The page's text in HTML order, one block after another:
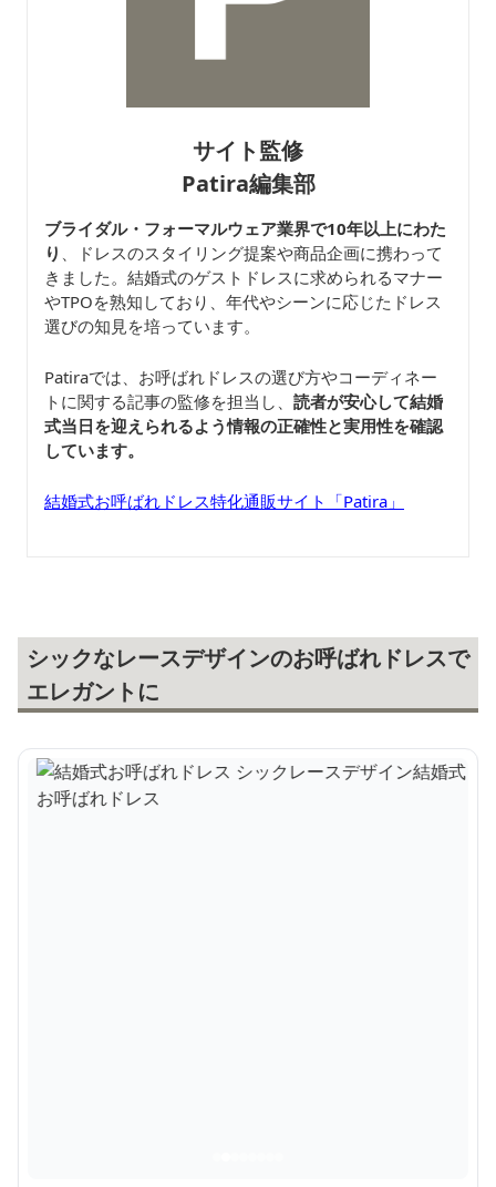
サイト監修
Patira編集部
ブライダル・フォーマルウェア業界で10年以上にわた
り
、ドレスのスタイリング提案や商品企画に携わって
きました。結婚式のゲストドレスに求められるマナー
やTPOを熟知しており、年代やシーンに応じたドレス
選びの知見を培っています。
Patiraでは、お呼ばれドレスの選び方やコーディネー
トに関する記事の監修を担当し、 読者が安心して結婚
式当日を迎えられるよう情報の正確性と実用性を確認
しています。
結婚式お呼ばれドレス特化通販サイト「Patira」
シックなレースデザインのお呼ばれドレスで
エレガントに